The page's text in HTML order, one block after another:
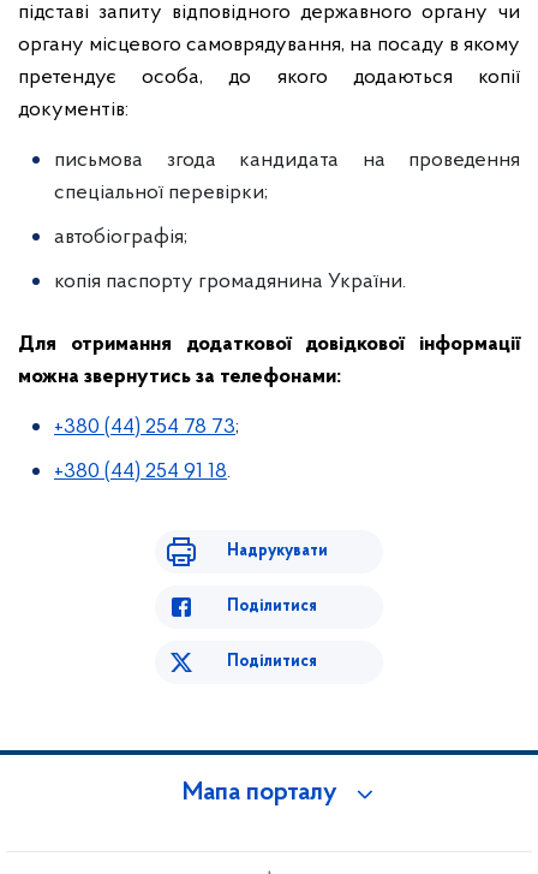
підставі запиту відповідного державного органу чи
органу місцевого самоврядування, на посаду в якому
претендує особа, до якого додаються копії
документів:
письмова згода кандидата на проведення
спеціальної перевірки;
автобіографія;
копія паспорту громадянина України.
Для отримання додаткової довідкової інформації
можна звернутись за телефонами:
+380 (44) 254 78 73;
+380 (44) 254 91 18.
Надрукувати
Поділитися
Поділитися
Мапа порталу